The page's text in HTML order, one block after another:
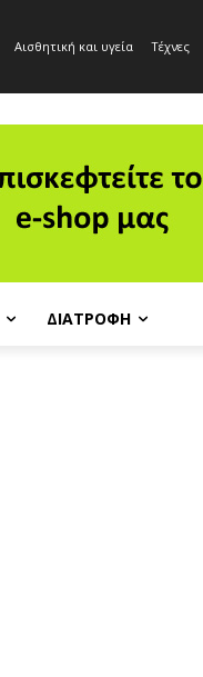
Αισθητική και υγεία Τέχνες
ΔΙΑΤΡΟΦΉ